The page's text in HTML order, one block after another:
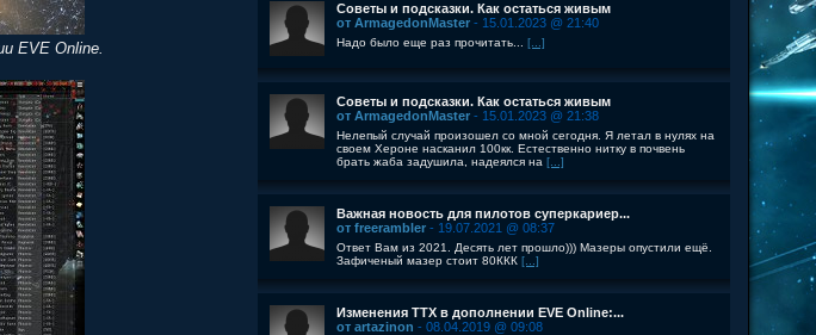
EVE Online.
Советы и подсказки. Как остаться живым
от ArmagedonMaster - 15.01.2023 @ 21:40
Надо было еще раз прочитать... [...]
Советы и подсказки. Как остаться живым
от ArmagedonMaster - 15.01.2023 @ 21:38
Нелепый случай произошел со мной сегодня. Я летал в нулях на
своем Хероне насканил 100кк. Естественно нитку в почвень
брать жаба задушила, надеялся на [...]
Важная новость для пилотов суперкариер...
от freerambler - 19.07.2021 @ 08:37
Ответ Вам из 2021. Десять лет прошло))) Мазеры опустили ещё.
Зафиченый мазер стоит 80ККК [...]
Изменения ТТХ в дополнении EVE Online:...
от artazinon - 08.04.2019 @ 09:08